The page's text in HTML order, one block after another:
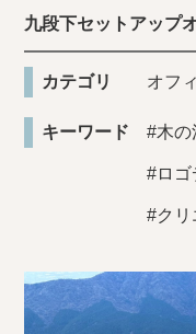
九段下セットアップ
カテゴリ オフ
キーワード #木の
#ロゴ
#クリ